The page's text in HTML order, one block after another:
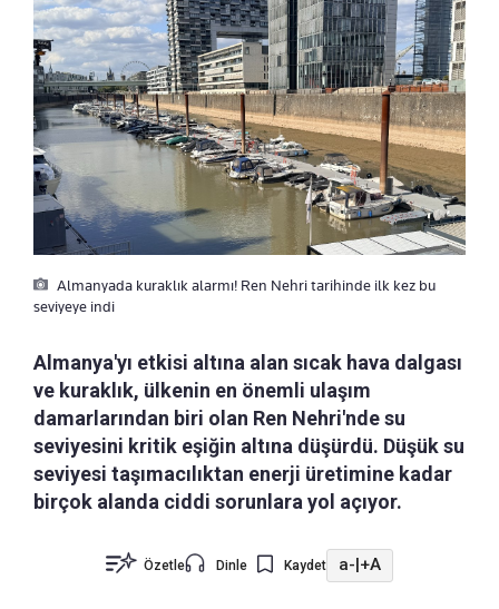
Almanyada kuraklık alarmı! Ren Nehri tarihinde ilk kez bu
seviyeye indi
Almanya'yı etkisi altına alan sıcak hava dalgası
ve kuraklık, ülkenin en önemli ulaşım
damarlarından biri olan Ren Nehri'nde su
seviyesini kritik eşiğin altına düşürdü. Düşük su
seviyesi taşımacılıktan enerji üretimine kadar
birçok alanda ciddi sorunlara yol açıyor.
Özetle Dinle Kaydet a-|+A